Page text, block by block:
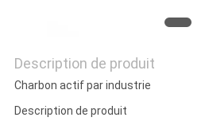
Description de produit
Charbon actif par industrie
Description de produit